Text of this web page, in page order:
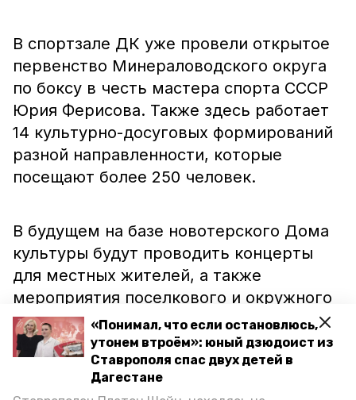
«Понимал, что если остановлюсь,
утонем втроём»: юный дзюдоист из
Ставрополя спас двух детей в
Дагестане
В спортзале ДК уже провели открытое
первенство Минераловодского округа
по боксу в честь мастера спорта СССР
Юрия Ферисова. Также здесь работает
14 культурно-досуговых формирований
разной направленности, которые
посещают более 250 человек.
В будущем на базе новотерского Дома
культуры будут проводить концерты
для местных жителей, а также
мероприятия поселкового и окружного
уровней.
Отметим, что здание обновили в рамках
нацпроекта «Культура». Благодаря нему